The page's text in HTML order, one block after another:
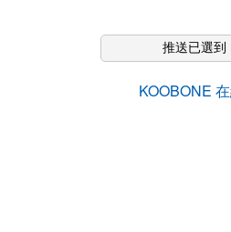
推送已選到
KOOBONE